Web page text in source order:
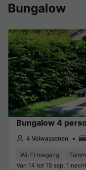
Bungalow
Bungalow 4
4 Volwassenen
Wi-Fi toegang
Van 14 tot 15 sep, 1